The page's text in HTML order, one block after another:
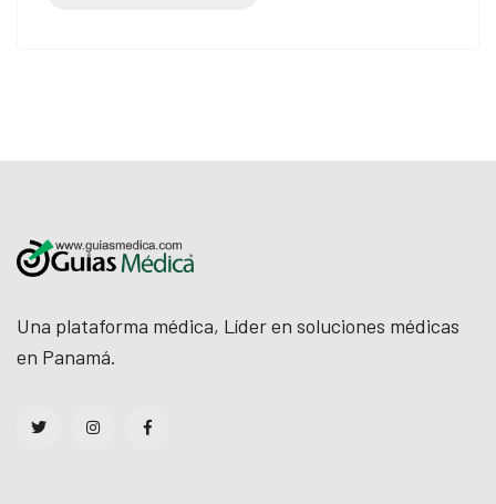
Una plataforma médica, Líder en soluciones médicas
en Panamá.